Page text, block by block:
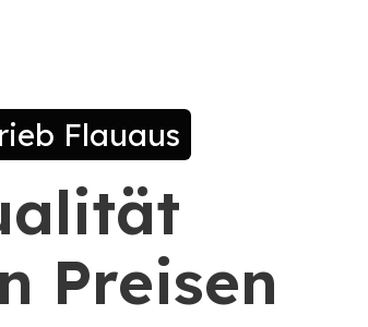
Flauaus
Preisen